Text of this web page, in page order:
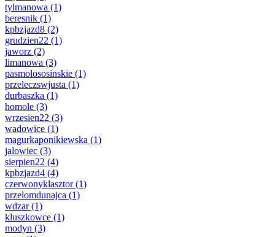
tylmanowa (1)
beresnik (1)
kpbzjazd8 (2)
grudzien22 (1)
jaworz (2)
limanowa (3)
pasmolososinskie (1)
przeleczswjusta (1)
durbaszka (1)
homole (3)
wrzesien22 (3)
wadowice (1)
magurkaponikiewska (1)
jalowiec (3)
sierpien22 (4)
kpbzjazd4 (4)
czerwonyklasztor(1)
przelomdunajca (1)
wdzar(1)
kluszkowce (1)
modyn (3)